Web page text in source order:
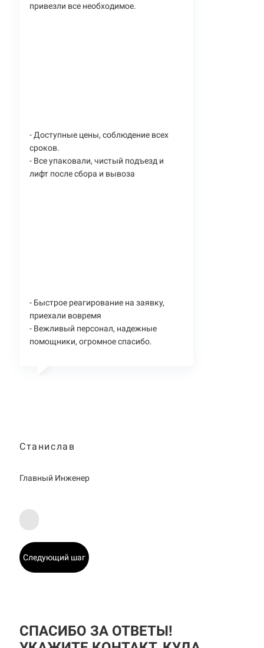
привезли все необходимое.
- Доступные цены, соблюдение всех
сроков.
- Все упаковали, чистый подъезд и
лифт после сбора и вывоза
- Быстрое реагирование на заявку,
приехали вовремя
- Вежливый персонал, надежные
помощники, огромное спасибо.
Станислав
Главный Инженер
Следующий шаг
СПАСИБО ЗА ОТВЕТЫ!